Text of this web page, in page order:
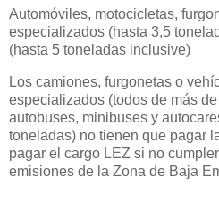
Automóviles, motocicletas,
especializados (hasta 3,5
(hasta 5 toneladas inclusive)
Los camiones, furgonetas o
especializados (todos de más
autobuses, minibuses y
toneladas) no tienen que pagar
pagar el cargo LEZ si no
emisiones de la Zona de Baja